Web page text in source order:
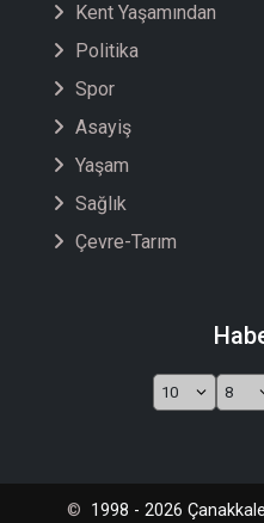
Kent Yaşamından
Politika
Spor
Asayiş
Yaşam
Sağlık
Çevre-Tarım
© 1998 - 2026